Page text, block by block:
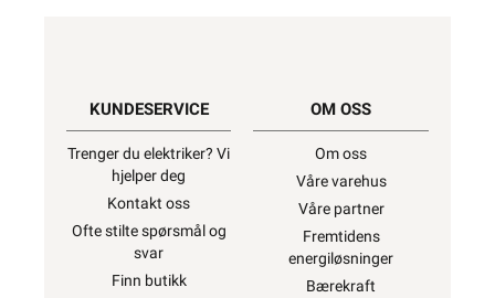
KUNDESERVICE
Trenger du elektriker? Vi
hjelper deg
Kontakt oss
Ofte stilte spørsmål og
svar
Finn butikk
OM OSS
Om oss
Våre varehus
Våre partner
Fremtidens
energiløsninger
Bærekraft